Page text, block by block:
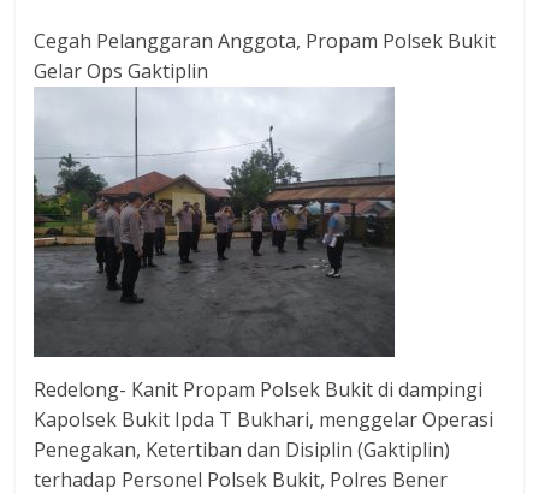
Cegah Pelanggaran Anggota, Propam Polsek Bukit
Gelar Ops Gaktiplin
Redelong- Kanit Propam Polsek Bukit di dampingi
Kapolsek Bukit Ipda T Bukhari, menggelar Operasi
Penegakan, Ketertiban dan Disiplin (Gaktiplin)
terhadap Personel Polsek Bukit, Polres Bener